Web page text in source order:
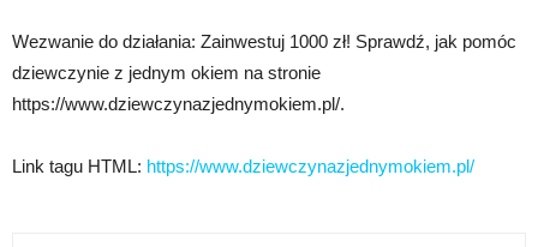
Wezwanie do działania: Zainwestuj 1000 zł! Sprawdź, jak pomóc
dziewczynie z jednym okiem na stronie
https://www.dziewczynazjednymokiem.pl/.
Link tagu HTML: https://www.dziewczynazjednymokiem.pl/